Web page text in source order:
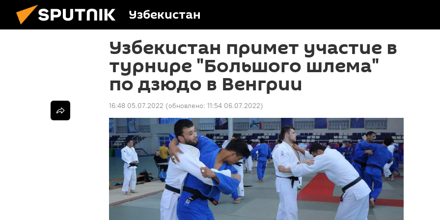
Узбекистан
Узбекистан примет участие в
турнире "Большого шлема"
по дзюдо в Венгрии
16:48 05.07.2022 (обновлено: 11:54 06.07.2022)